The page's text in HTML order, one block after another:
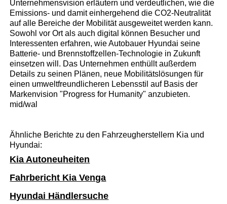
Unternehmensvision erläutern und verdeutlichen, wie die
Emissions- und damit einhergehend die CO2-Neutralität
auf alle Bereiche der Mobilität ausgeweitet werden kann.
Sowohl vor Ort als auch digital können Besucher und
Interessenten erfahren, wie Autobauer Hyundai seine
Batterie- und Brennstoffzellen-Technologie in Zukunft
einsetzen will. Das Unternehmen enthüllt außerdem
Details zu seinen Plänen, neue Mobilitätslösungen für
einen umweltfreundlicheren Lebensstil auf Basis der
Markenvision "Progress for Humanity" anzubieten.
mid/wal
Ähnliche Berichte zu den Fahrzeugherstellern Kia und
Hyundai:
Kia Autoneuheiten
Fahrbericht Kia Venga
Hyundai Händlersuche